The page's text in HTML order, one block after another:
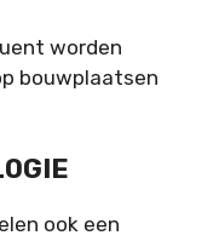
worden
bouwplaatsen
ook een